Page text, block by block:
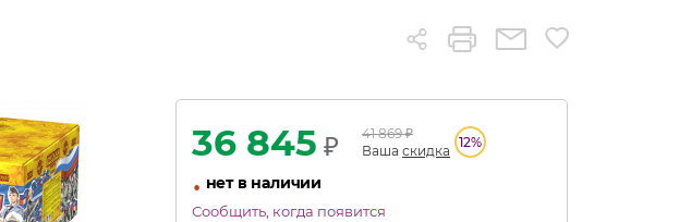
36 845 ₽ 41 869₽
Ваша скидка
12%
• нет в наличии
Сообщить, когда появится